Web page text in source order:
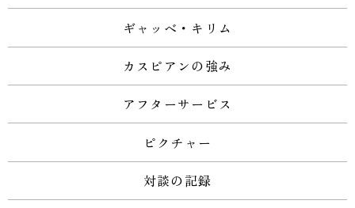
ギャッベ・キリム
カスピアンの強み
アフターサービス
ピクチャー
対談の記録